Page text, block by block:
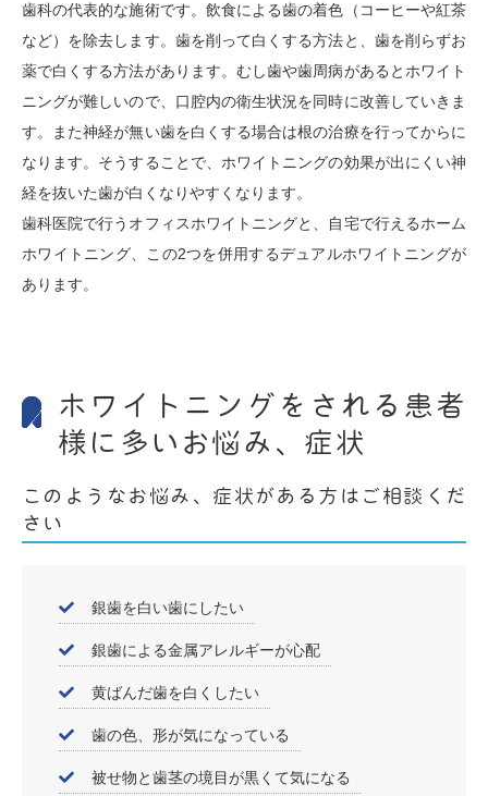
歯科の代表的な施術です。飲食による歯の着色（コーヒーや紅茶
など）を除去します。歯を削って白くする方法と、歯を削らずお
薬で白くする方法があります。むし歯や歯周病があるとホワイト
ニングが難しいので、口腔内の衛生状況を同時に改善していきま
す。また神経が無い歯を白くする場合は根の治療を行ってからに
なります。そうすることで、ホワイトニングの効果が出にくい神
経を抜いた歯が白くなりやすくなります。
歯科医院で行うオフィスホワイトニングと、自宅で行えるホーム
ホワイトニング、この2つを併用するデュアルホワイトニングが
あります。
ホワイトニングをされる患者
様に多いお悩み、症状
このようなお悩み、症状がある方はご相談くだ
さい
銀歯を白い歯にしたい
銀歯による金属アレルギーが心配
黄ばんだ歯を白くしたい
歯の色、形が気になっている
被せ物と歯茎の境目が黒くて気になる